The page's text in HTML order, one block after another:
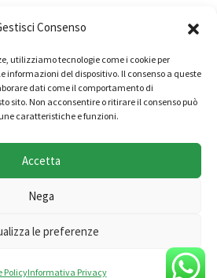
Consenso
utilizziamo tecnologie come i cookie per
informazioni del dispositivo. Il consenso a queste
dati come il comportamento di
sito. Non acconsentire o ritirare il consenso può
caratteristiche e funzioni.
Accetta
Nega
le preferenze
PolicyInformativa Privacy
S.r.l., società appartenente al
Group - Tutti i diritti riservati